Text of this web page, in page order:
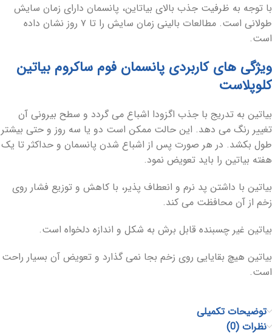
با توجه به ظرفیت جذب بالای بیاتاین، پانسمان دارای زمان سایش
طولانی است.
مطالعات بالینی زمان سایش را تا ۷ روز نشان داده
است.
ویژگی های کاربردی پانسمان فوم ساکروم بیاتین
کلوپلاست
بیاتین به تدریج با جذب اگزودا اشباع می‏ گردد و سطح بیرونی آن
تغییر رنگ می ‏دهد. این حالت ممکن است دو یا سه روز و حتی بیشتر
طول بکشد. در هر صورت پس از اشباع شدن پانسمان و حداکثر تا یک
هفته بیاتین را باید تعویض نمود.
بیاتین با داشتن پد نرم و انعطاف پذیر، با کاهش و توزیع فشار روی
زخم از آن محافظت می ‏کند.
بیاتین غیر چسبنده قابل برش به شکل و اندازه دلخواه است.
بیاتین هیچ بقایایی روی زخم بجا نمی‏ گذارد و تعویض آن بسیار راحت
است.
توضیحات تکمیلی
نظرات (0)